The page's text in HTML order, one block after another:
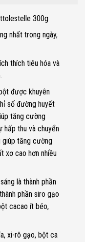
300g
nhất trong ngày,
thích tiêu hóa và
được khuyên
số đường huyết
tăng cường
hấp thu và chuyển
tăng cường
xơ cao hơn nhiều
là thành phần
phần siro gạo
cacao ít béo,
xi-rô gạo, bột ca